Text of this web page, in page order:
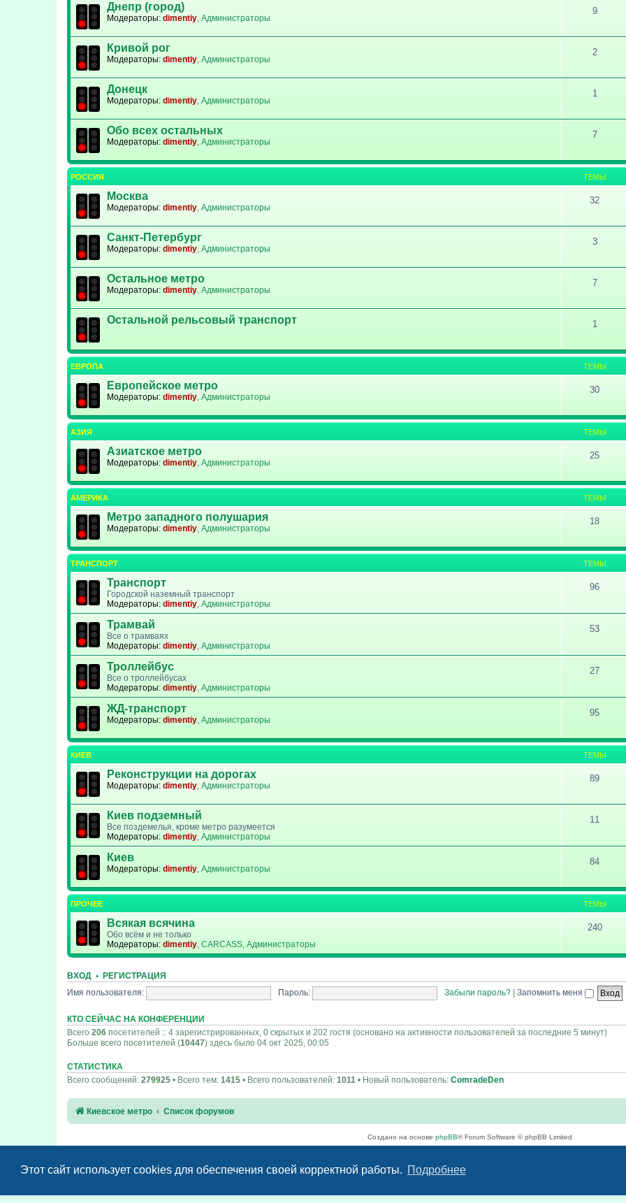
Этот сайт использует cookies для обеспечения своей корректной работы. Подробнее
Днепр (город)
Модераторы: dimentiy, Администраторы
9
Кривой рог
Модераторы: dimentiy, Администраторы
2
Донецк
Модераторы: dimentiy, Администраторы
1
Обо всех остальных
Модераторы: dimentiy, Администраторы
7
РОССИЯ ТЕМЫ
Москва
Модераторы: dimentiy, Администраторы
32
Санкт-Петербург
Модераторы: dimentiy, Администраторы
3
Остальное метро
Модераторы: dimentiy, Администраторы
7
Остальной рельсовый транспорт 1
ЕВРОПА ТЕМЫ
Европейское метро
Модераторы: dimentiy, Администраторы
30
АЗИЯ ТЕМЫ
Азиатское метро
Модераторы: dimentiy, Администраторы
25
АМЕРИКА ТЕМЫ
Метро западного полушария
Модераторы: dimentiy, Администраторы
18
ТРАНСПОРТ ТЕМЫ
Транспорт
Городской наземный транспорт
Модераторы: dimentiy, Администраторы
96
Трамвай
Все о трамваях
Модераторы: dimentiy, Администраторы
53
Троллейбус
Все о троллейбусах
Модераторы: dimentiy, Администраторы
27
ЖД-транспорт
Модераторы: dimentiy, Администраторы
95
КИЕВ ТЕМЫ
Реконструкции на дорогах
Модераторы: dimentiy, Администраторы
89
Киев подземный
Все поздемелья, кроме метро разумеется
Модераторы: dimentiy, Администраторы
11
Киев
Модераторы: dimentiy, Администраторы
84
ПРОЧЕЕ ТЕМЫ
Всякая всячина
Обо всём и не только
Модераторы: dimentiy, CARCASS, Администраторы
240
ВХОД • РЕГИСТРАЦИЯ
Имя пользователя: Пароль: Забыли пароль? Запомнить меня
КТО СЕЙЧАС НА КОНФЕРЕНЦИИ
Всего 206 посетителей :: 4 зарегистрированных, 0 скрытых и 202 гостя (основано на активности пользователей за последние 5 минут)
Больше всего посетителей (10447) здесь было 04 окт 2025, 00:05
СТАТИСТИКА
Всего сообщений: 279925 • Всего тем: 1415 • Всего пользователей: 1011 • Новый пользователь: ComradeDen
Киевское метро Список форумов
Создано на основе phpBB® Forum Software © phpBB Limited